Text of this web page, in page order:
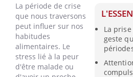
La
geste
La période de crise
que nous traversons
peut influer sur nos
habitudes
alimentaires. Le
stress lié à la peur
d'être malade ou